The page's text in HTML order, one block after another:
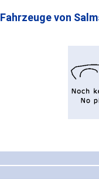
Fahrzeuge von